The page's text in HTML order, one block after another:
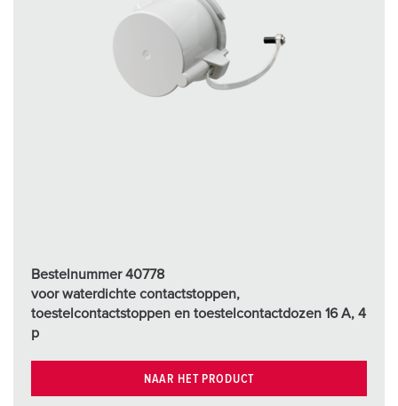
Bestelnummer 40778
voor waterdichte contactstoppen,
toestelcontactstoppen en toestelcontactdozen 16 A, 4
p
NAAR HET PRODUCT